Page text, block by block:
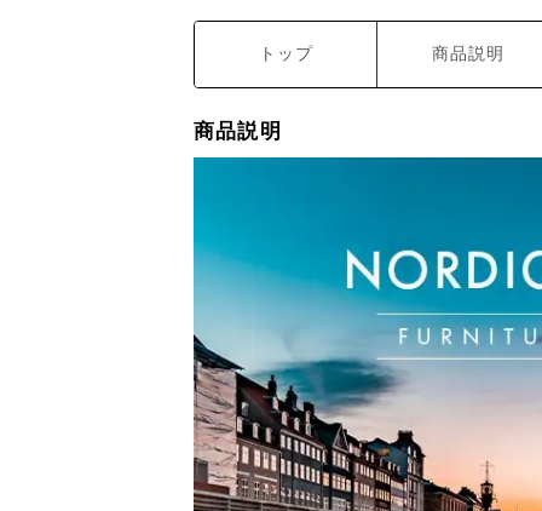
トップ 商品説明
商品説明